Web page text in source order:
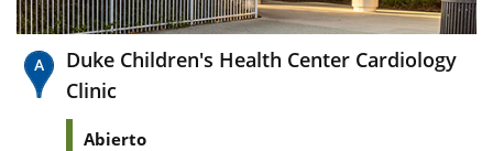
Duke Children's Health Center Cardiology
Clinic
Abierto